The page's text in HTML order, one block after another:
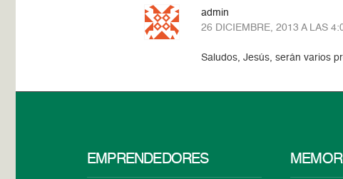
admin
26 DICIEMBRE, 2013 A LAS
Saludos, Jesús, serán varios
EMPRENDEDORES